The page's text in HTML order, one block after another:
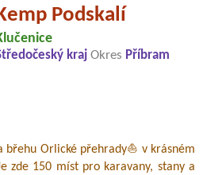
Podskalí
kraj Okres Příbram
břehu Orlické přehrady⛵ v krásném
zde 150 míst pro karavany, stany a